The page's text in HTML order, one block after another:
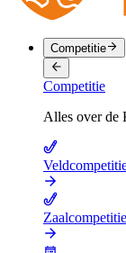
Competitie
Competitie
Alles over de
Zaalcompetitie